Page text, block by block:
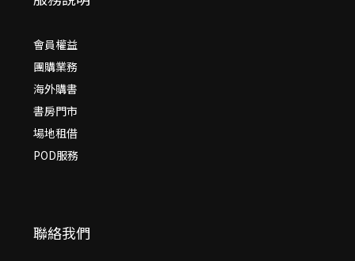
會員權益
團購業務
海外購書
書房門市
場地租借
POD服務
聯絡我們